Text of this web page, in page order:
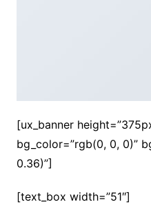
[ux_banner
bg_color=”rgb(0, 0, 0)”
0.36)”]
[text_box width=”51″]